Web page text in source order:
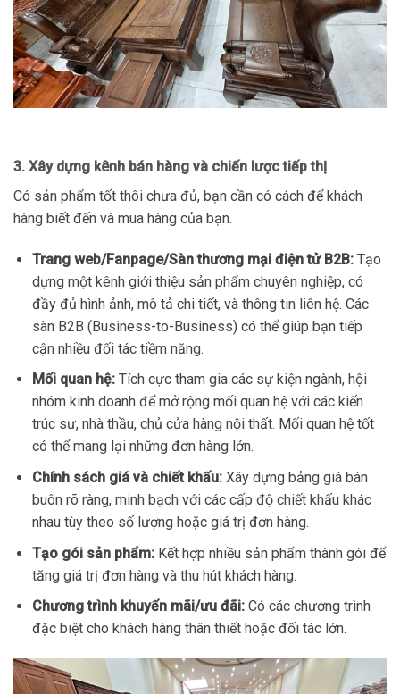
3. Xây dựng kênh bán hàng và chiến lược tiếp thị
Có sản phẩm tốt thôi chưa đủ, bạn cần có cách để khách
hàng biết đến và mua hàng của bạn.
Trang web/Fanpage/Sàn thương mại điện tử B2B:Tạo
dựng một kênh giới thiệu sản phẩm chuyên nghiệp, có
đầy đủ hình ảnh, mô tả chi tiết, và thông tin liên hệ. Các
sàn B2B (Business-to-Business) có thể giúp bạn tiếp
cận nhiều đối tác tiềm năng.
Mối quan hệ:Tích cực tham gia các sự kiện ngành, hội
nhóm kinh doanh để mở rộng mối quan hệ với các kiến
trúc sư, nhà thầu, chủ cửa hàng nội thất. Mối quan hệ tốt
có thể mang lại những đơn hàng lớn.
Chính sách giá và chiết khấu:Xây dựng bảng giá bán
buôn rõ ràng, minh bạch với các cấp độ chiết khấu khác
nhau tùy theo số lượng hoặc giá trị đơn hàng.
Tạo gói sản phẩm:Kết hợp nhiều sản phẩm thành gói để
tăng giá trị đơn hàng và thu hút khách hàng.
Chương trình khuyến mãi/ưu đãi:Có các chương trình
đặc biệt cho khách hàng thân thiết hoặc đối tác lớn.